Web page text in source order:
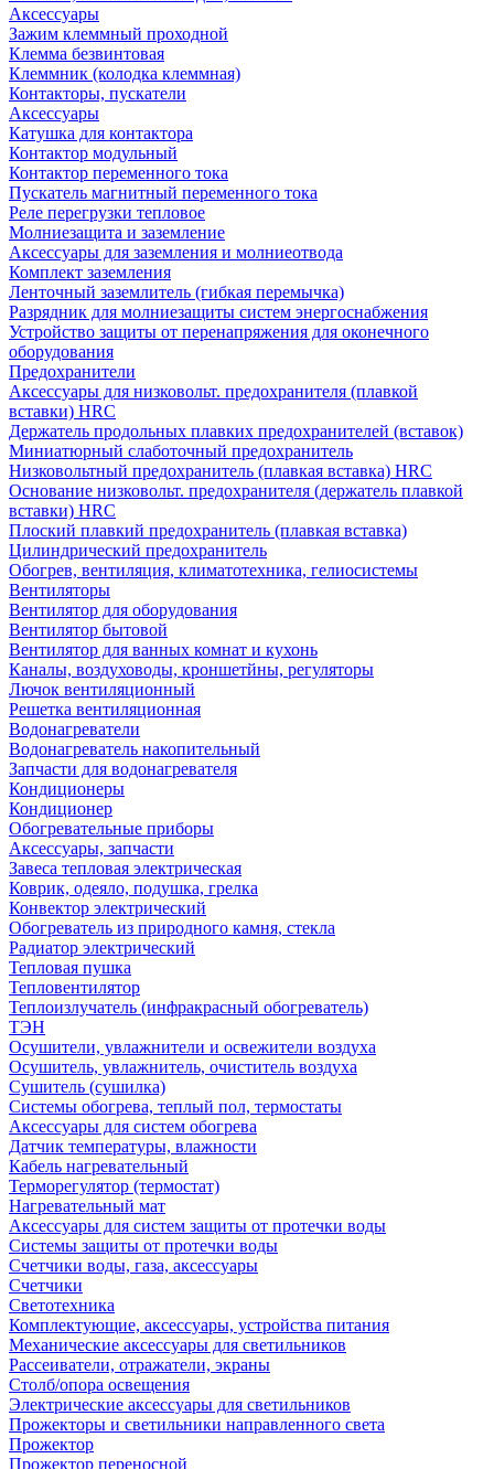
Аксессуары
Зажим клеммный проходной
Клемма безвинтовая
Клеммник (колодка клеммная)
Контакторы, пускатели
Аксессуары
Катушка для контактора
Контактор модульный
Контактор переменного тока
Пускатель магнитный переменного тока
Реле перегрузки тепловое
Молниезащита и заземление
Аксессуары для заземления и молниеотвода
Комплект заземления
Ленточный заземлитель (гибкая перемычка)
Разрядник для молниезащиты систем энергоснабжения
Устройство защиты от перенапряжения для оконечного
оборудования
Предохранители
Аксессуары для низковольт. предохранителя (плавкой
вставки) HRC
Держатель продольных плавких предохранителей (вставок)
Миниатюрный слаботочный предохранитель
Низковольтный предохранитель (плавкая вставка) HRC
Основание низковольт. предохранителя (держатель плавкой
вставки) HRC
Плоский плавкий предохранитель (плавкая вставка)
Цилиндрический предохранитель
Обогрев, вентиляция, климатотехника, гелиосистемы
Вентиляторы
Вентилятор для оборудования
Вентилятор бытовой
Вентилятор для ванных комнат и кухонь
Каналы, воздуховоды, кроншетйны, регуляторы
Лючок вентиляционный
Решетка вентиляционная
Водонагреватели
Водонагреватель накопительный
Запчасти для водонагревателя
Кондиционеры
Кондиционер
Обогревательные приборы
Аксессуары, запчасти
Завеса тепловая электрическая
Коврик, одеяло, подушка, грелка
Конвектор электрический
Обогреватель из природного камня, стекла
Радиатор электрический
Тепловая пушка
Тепловентилятор
Теплоизлучатель (инфракрасный обогреватель)
ТЭН
Осушители, увлажнители и освежители воздуха
Осушитель, увлажнитель, очиститель воздуха
Сушитель (сушилка)
Системы обогрева, теплый пол, термостаты
Аксессуары для систем обогрева
Датчик температуры, влажности
Кабель нагревательный
Терморегулятор (термостат)
Нагревательный мат
Аксессуары для систем защиты от протечки воды
Системы защиты от протечки воды
Счетчики воды, газа, аксессуары
Счетчики
Светотехника
Комплектующие, аксессуары, устройства питания
Механические аксессуары для светильников
Рассеиватели, отражатели, экраны
Столб/опора освещения
Электрические аксессуары для светильников
Прожекторы и светильники направленного света
Прожектор
Прожектор переносной